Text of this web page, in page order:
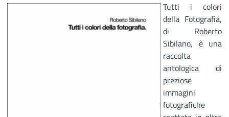
Tutti i colori
della Fotografia,
di Roberto
Sibilano, è una
raccolta
antologica di
preziose
immagini
fotografiche